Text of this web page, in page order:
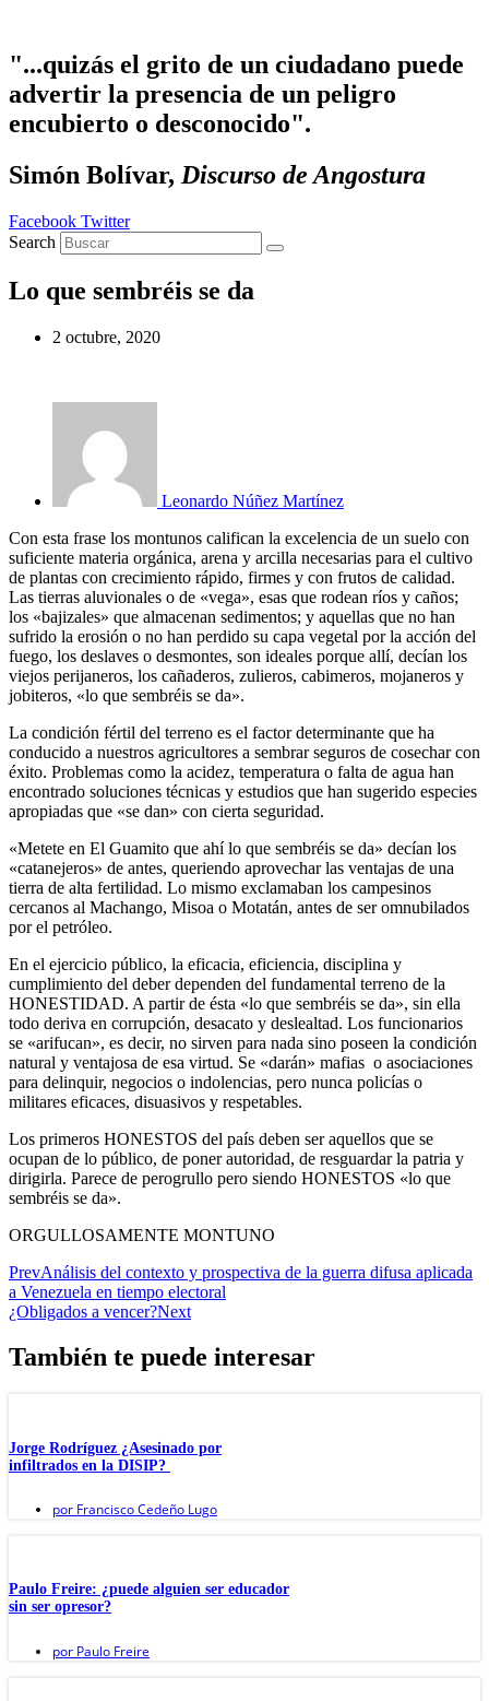
"...quizás el grito de un ciudadano puede
advertir la presencia de un peligro
encubierto o desconocido".
Simón Bolívar, Discurso de Angostura
Facebook Twitter
Search
Lo que sembréis se da
2 octubre, 2020
Leonardo Núñez Martínez
Con esta frase los montunos califican la excelencia de un suelo con
suficiente materia orgánica, arena y arcilla necesarias para el cultivo
de plantas con crecimiento rápido, firmes y con frutos de calidad.
Las tierras aluvionales o de «vega», esas que rodean ríos y caños;
los «bajizales» que almacenan sedimentos; y aquellas que no han
sufrido la erosión o no han perdido su capa vegetal por la acción del
fuego, los deslaves o desmontes, son ideales porque allí, decían los
viejos perijaneros, los cañaderos, zulieros, cabimeros, mojaneros y
jobiteros, «lo que sembréis se da».
La condición fértil del terreno es el factor determinante que ha
conducido a nuestros agricultores a sembrar seguros de cosechar con
éxito. Problemas como la acidez, temperatura o falta de agua han
encontrado soluciones técnicas y estudios que han sugerido especies
apropiadas que «se dan» con cierta seguridad.
«Metete en El Guamito que ahí lo que sembréis se da» decían los
«catanejeros» de antes, queriendo aprovechar las ventajas de una
tierra de alta fertilidad. Lo mismo exclamaban los campesinos
cercanos al Machango, Misoa o Motatán, antes de ser omnubilados
por el petróleo.
En el ejercicio público, la eficacia, eficiencia, disciplina y
cumplimiento del deber dependen del fundamental terreno de la
HONESTIDAD. A partir de ésta «lo que sembréis se da», sin ella
todo deriva en corrupción, desacato y deslealtad. Los funcionarios
se «arifucan», es decir, no sirven para nada sino poseen la condición
natural y ventajosa de esa virtud. Se «darán» mafias o asociaciones
para delinquir, negocios o indolencias, pero nunca policías o
militares eficaces, disuasivos y respetables.
Los primeros HONESTOS del país deben ser aquellos que se
ocupan de lo público, de poner autoridad, de resguardar la patria y
dirigirla. Parece de perogrullo pero siendo HONESTOS «lo que
sembréis se da».
ORGULLOSAMENTE MONTUNO
PrevAnálisis del contexto y prospectiva de la guerra difusa aplicada
a Venezuela en tiempo electoral
¿Obligados a vencer?Next
También te puede interesar
Jorge Rodríguez ¿Asesinado por
infiltrados en la DISIP?
por Francisco Cedeño Lugo
Paulo Freire: ¿puede alguien ser educador
sin ser opresor?
por Paulo Freire